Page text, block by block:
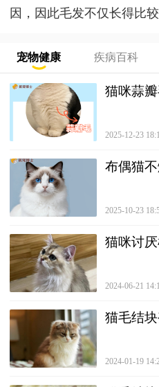
因，因此毛发不仅长得比
宠物健康 疾病百科
猫咪蒜
2025-12-23
布偶猫
2025-10-23
猫咪讨
2024-06-21
猫毛结
2024-01-19